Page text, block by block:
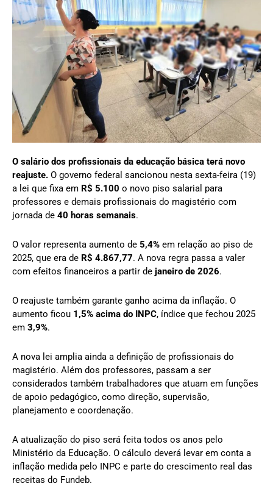
O salário dos profissionais da educação básica terá novo
reajuste. O governo federal sancionou nesta sexta-feira (19)
a lei que fixa em R$ 5.100 o novo piso salarial para
professores e demais profissionais do magistério com
jornada de 40 horas semanais.
O valor representa aumento de 5,4% em relação ao piso de
2025, que era de R$ 4.867,77. A nova regra passa a valer
com efeitos financeiros a partir de janeiro de 2026.
O reajuste também garante ganho acima da inflação. O
aumento ficou 1,5% acima do INPC, índice que fechou 2025
em 3,9%.
A nova lei amplia ainda a definição de profissionais do
magistério. Além dos professores, passam a ser
considerados também trabalhadores que atuam em funções
de apoio pedagógico, como direção, supervisão,
planejamento e coordenação.
A atualização do piso será feita todos os anos pelo
Ministério da Educação. O cálculo deverá levar em conta a
inflação medida pelo INPC e parte do crescimento real das
receitas do Fundeb.